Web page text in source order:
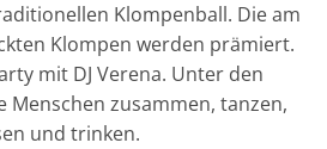
Klompenball. Die am
Klompen werden prämiert.
mit DJ Verena. Unter den
Menschen zusammen, tanzen,
und trinken.